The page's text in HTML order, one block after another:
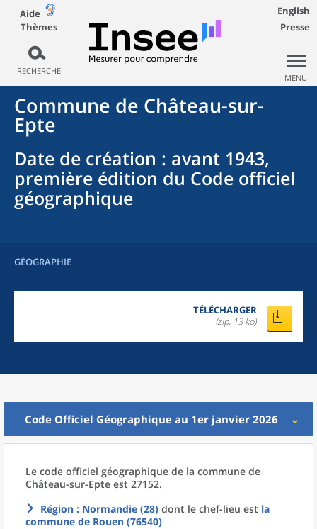
Aide
Thèmes
RECHERCHE
English
Presse
MENU
Commune de Château-sur-
Epte
Date de création : avant 1943,
première édition du Code officiel
géographique
GÉOGRAPHIE
TÉLÉCHARGER
(zip, 13 ko)
Code Officiel Géographique au 1er janvier 2026
Le code officiel géographique de la commune de
Château-sur-Epte est 27152.
Région : Normandie (28) dont le chef-lieu est la
commune de Rouen (76540)